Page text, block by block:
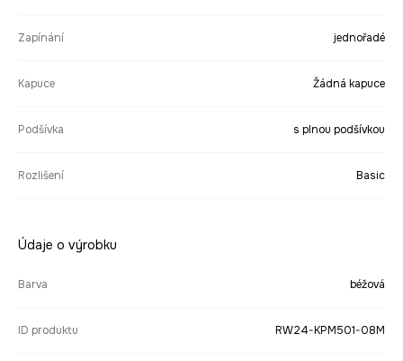
Zapínání jednořadé
Kapuce Žádná kapuce
Podšívka s plnou podšívkou
Rozlišení Basic
Údaje o výrobku
Barva béžová
ID produktu RW24-KPM501-08M